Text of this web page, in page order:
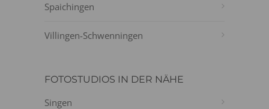
Spaichingen
Villingen-Schwenningen
FOTOSTUDIOS IN DER NÄHE
Singen